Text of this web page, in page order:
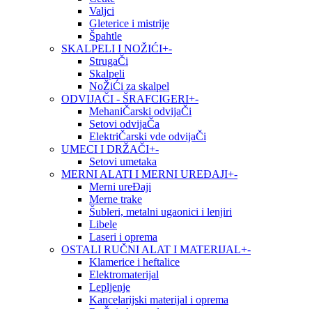
Valjci
Gleterice i mistrije
Špahtle
SKALPELI I NOŽIĆI+-
StrugaČi
Skalpeli
NoŽiĆi za skalpel
ODVIJAČI - ŠRAFCIGERI+-
MehaniČarski odvijaČi
Setovi odvijaČa
ElektriČarski vde odvijaČi
UMECI I DRŽAČI+-
Setovi umetaka
MERNI ALATI I MERNI UREĐAJI+-
Merni ureĐaji
Merne trake
Šubleri, metalni ugaonici i lenjiri
Libele
Laseri i oprema
OSTALI RUČNI ALAT I MATERIJAL+-
Klamerice i heftalice
Elektromaterijal
Lepljenje
Kancelarijski materijal i oprema